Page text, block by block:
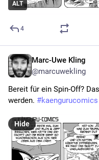
ALT
4
Marc-Uwe Kling
@marcuwekling
Bereit für ein Spin-Off?
werden. #kaengurucomics
Hide